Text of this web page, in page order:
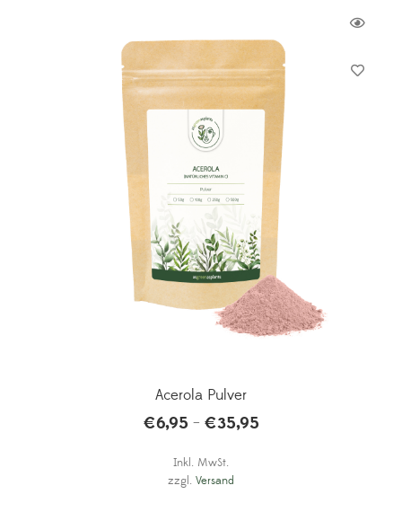
Acerola Pulver
€6,95 – €35,95
Inkl. MwSt.
zzgl. Versand